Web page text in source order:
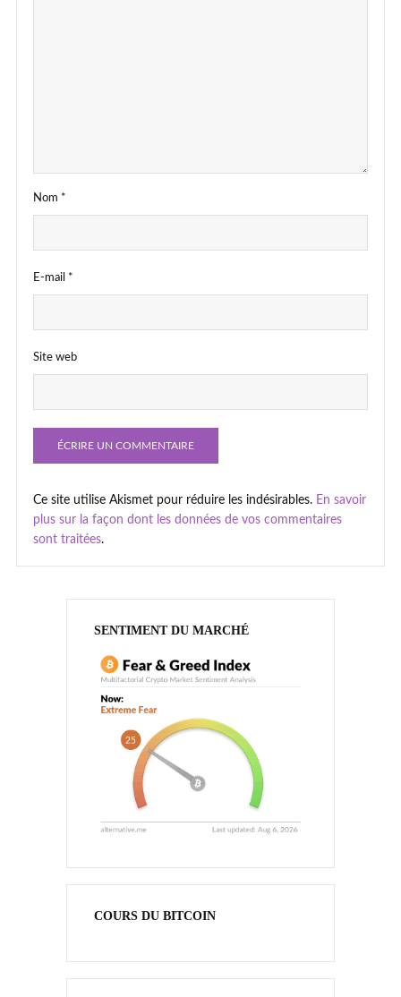
Nom *
E-mail *
Site web
Ce site utilise Akismet pour réduire les indésirables. En savoir
plus sur la façon dont les données de vos commentaires
sont traitées.
SENTIMENT DU MARCHÉ
COURS DU BITCOIN